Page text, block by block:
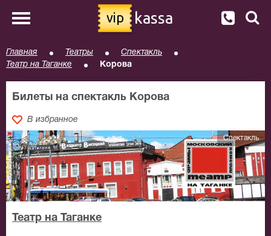
vip kassa
Главная Театры
Спектакль
Театр на Таганке
Корова
Билеты на спектакль Корова
В избранное
Спектакль
Театр на Таганке